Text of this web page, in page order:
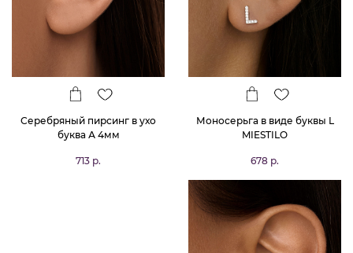
Серебряный пирсинг в ухо
буква А 4мм
713 р.
Моносерьга в виде буквы L
MIESTILO
678 р.